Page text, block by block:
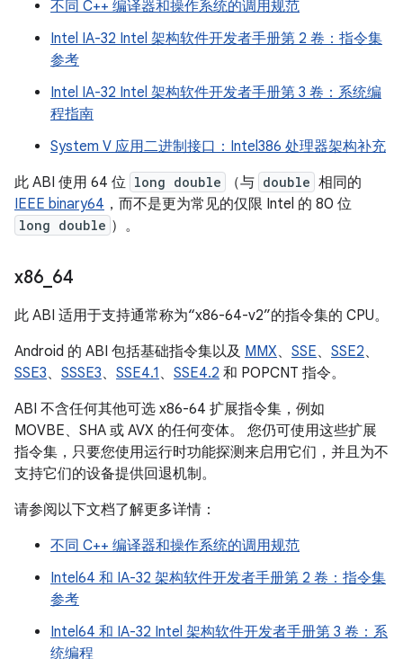
不同 C++ 编译器和操作系统的调用规范
Intel IA-32 Intel 架构软件开发者手册第 2 卷：指令集
参考
Intel IA-32 Intel 架构软件开发者手册第 3 卷：系统编
程指南
System V 应用二进制接口：Intel386 处理器架构补充
此 ABI 使用 64 位 long double （与 double 相同的
IEEE binary64 ，而不是更为常见的仅限 Intel 的 80 位
long double ）。
x86 64
此 ABI 适用于支持通常称为“x86-64-v2”的指令集的 CPU。
Android 的 ABI 包括基础指令集以及 MMX、 SSE、 SSE2、
SSE3、 SSSE3、 SSE4.1 、 SSE4.2 和 POPCNT 指令。
ABI 不含任何其他可选 x86-64 扩展指令集，例如
MOVBE、SHA 或 AVX 的任何变体。 您仍可使用这些扩展
指令集，只要您使用运行时功能探测来启用它们，并且为不
支持它们的设备提供回退机制。
请参阅以下文档了解更多详情：
不同 C++ 编译器和操作系统的调用规范
Intel64 和 IA-32 架构软件开发者手册第 2 卷：指令集
参考
Intel64 和 IA-32 Intel 架构软件开发者手册第 3 卷：系
统编程